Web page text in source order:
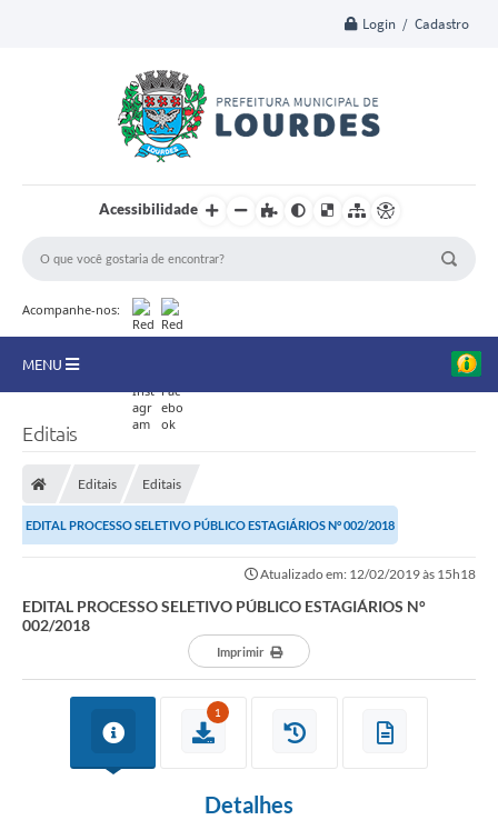
Login / Cadastro
Acessibilidade
Acompanhe-nos:
MENU
Editais
Telefones Úteis
Turismo
Acesso a Informação
REQUERIMENTO DE RESTITUIÇÃO DA TAXA DE INSCRIÇÃO
QUESTIONÁRIO PPA 2026/2029, LDO 2026 e LOA 2026
Editais
Editais Editais
EDITAL PROCESSO SELETIVO PÚBLICO ESTAGIÁRIOS N° 002/2018
Atualizado em: 12/02/2019 às 15h18
EDITAL PROCESSO SELETIVO PÚBLICO ESTAGIÁRIOS N°
002/2018
Imprimir
1
Detalhes